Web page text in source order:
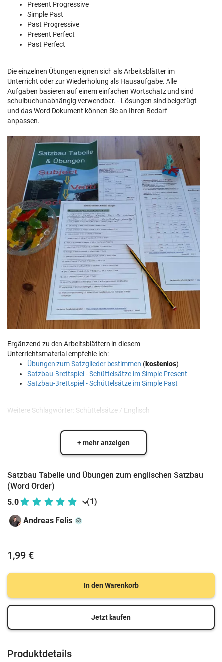
Present Progressive
Simple Past
Past Progressive
Present Perfect
Past Perfect
Die einzelnen Übungen eignen sich als Arbeitsblätter im
Unterricht oder zur Wiederholung als Hausaufgabe. Alle
Aufgaben basieren auf einem einfachen Wortschatz und sind
schulbuchunabhängig verwendbar. - Lösungen sind beigefügt
und das Word Dokument können Sie an Ihren Bedarf
anpassen.
Ergänzend zu den Arbeitsblättern in diesem
Unterrichtsmaterial empfehle ich:
Übungen zum Satzglieder bestimmen (kostenlos)
Satzbau-Brettspiel - Schüttelsätze im Simple Present
Satzbau-Brettspiel - Schüttelsätze im Simple Past
Weitere Schlagwörter: Schüttelsätze / Englisch
+ mehr anzeigen
Satzbau Tabelle und Übungen zum englischen Satzbau
(Word Order)
5.0
(1)
Andreas Felis
1,99 €
In den Warenkorb
Jetzt kaufen
Produktdetails